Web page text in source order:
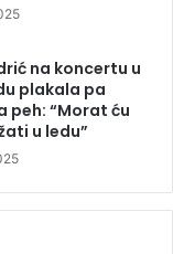
na koncertu u
plakala pa
peh: “Morat ću
u ledu”